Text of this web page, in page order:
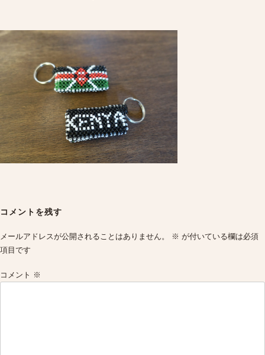
navigation
コメントを残す
メールアドレスが公開されることはありません。 ※ が付いている欄は必須
項目です
コメント ※